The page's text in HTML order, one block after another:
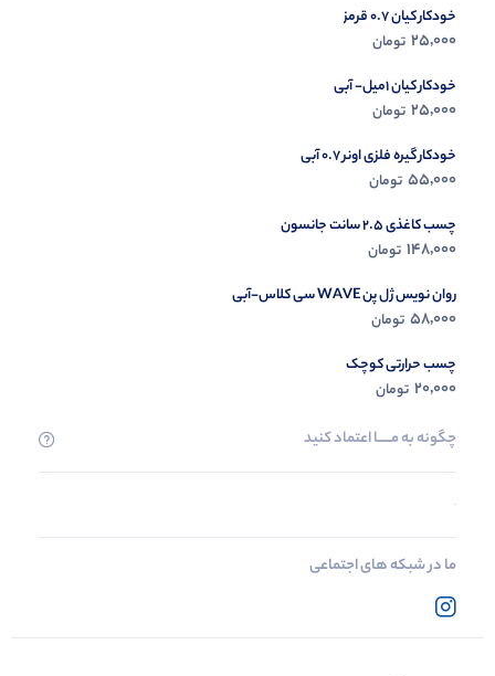
خودکار کیان 0.7 قرمز
25,000 تومان
خودکار کیان 1میل- آبی
25,000 تومان
خودکار گیره فلزی اونر 0.7 آبی
55,000 تومان
چسب کاغذی 2.5 سانت جانسون
148,000 تومان
روان نویس ژل پن WAVE سی کلاس-آبی
58,000 تومان
چسب حرارتی کوچک
20,000 تومان
چگونه به مــــــا اعتماد کنید
ما در شبکه های اجتماعی